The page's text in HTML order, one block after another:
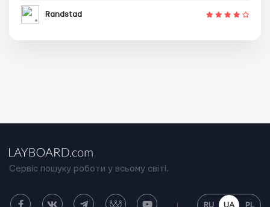
Randstad
Сервіс пошуку роботи у всьому світі.
RU UA PL